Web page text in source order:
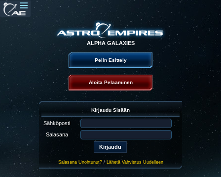
ALPHA GALAXIES
Pelin Esittely
Aloita Pelaaminen
Kirjaudu Sisään
Sähköposti
Salasana
Salasana Unohtunut?/ Lähetä Vahvistus Uudelleen